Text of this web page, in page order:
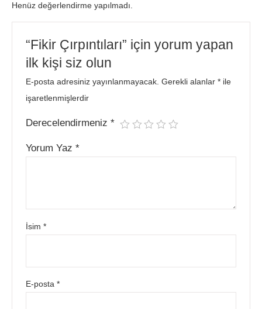
Henüz değerlendirme yapılmadı.
“Fikir Çırpıntıları” için yorum yapan
ilk kişi siz olun
E-posta adresiniz yayınlanmayacak. Gerekli alanlar* ile
işaretlenmişlerdir
Derecelendirmeniz*
Yorum Yaz*
İsim*
E-posta*